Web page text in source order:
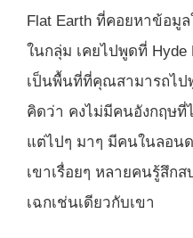
Flat Earth ที่คอยหาข้อมู
ในกลุ่ม เคยไปพูดที่
เป็นพื้นที่ที่คุณสามารถไป
คิดว่า คงไม่มีคนอังกฤษ
แต่ไปๆ มาๆ มีคนในลอน
เขาเรื่อยๆ หลายคนรู้สึก
เฉกเช่นเดียวกับเขา